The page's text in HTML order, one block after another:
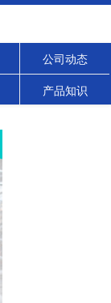
公司动态
产品知识